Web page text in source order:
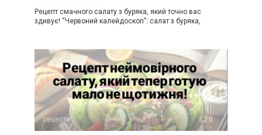
Рецепт смачного салату з буряка, який точно вас
здивує! “Червоний калейдоскоп”: салат з буряка,
рецепти 0